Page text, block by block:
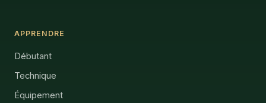
APPRENDRE
Débutant
Technique
Équipement